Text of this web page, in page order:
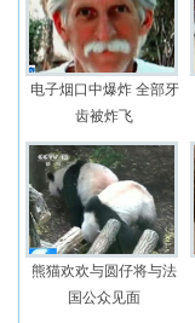
电子烟口中爆炸 全部牙
齿被炸飞
熊猫欢欢与圆仔将与法
国公众见面